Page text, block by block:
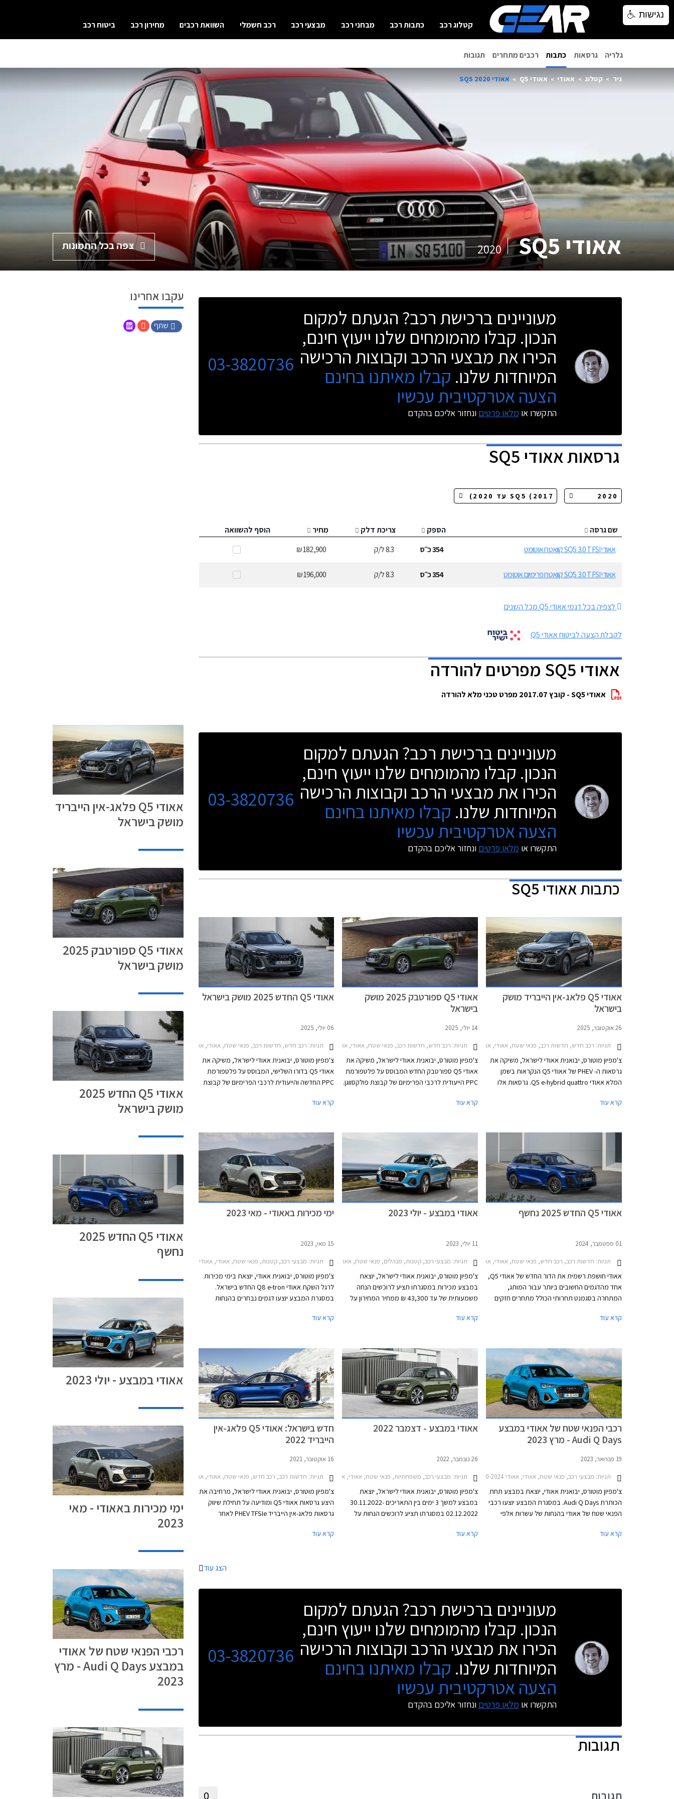
קטלוג רכב כתבות רכב מבחני רכב מבצעי רכב רכב חשמלי השוואת רכבים מחירון רכב ביטוח רכב
גלריה גרסאות כתבות רכבים מתחרים תגובות
גיר קטלוג אאודי אאודי Q5 אאודי SQ5 2020
אאודי SQ5 2020 צפה בכל התמונות
מעוניינים ברכישת רכב? הגעתם למקום
הנכון. קבלו מהמומחים שלנו ייעוץ חינם,
הכירו את מבצעי הרכב וקבוצות הרכישה
המיוחדות שלנו. קבלו מאיתנו בחינם
הצעה אטרקטיבית עכשיו
התקשרו או מלאו פרטים ונחזור אליכם בהקדם
03-3820736
גרסאותאאודי SQ5
שם גרסה הספק צריכת דלק מחיר
הוסף להשוואה
אאודי SQ5 3.0 TFSI קוואטרו אוטומט
354כ״ס 8.3ל/ק 182,900 ₪
אאודי SQ5 3.0 TFSI קוואטרו פרימיום אוטומט 354כ״ס 8.3ל/ק 196,000 ₪
לצפיה בכל דגמי אאודי Q5 מכל השנים
לקבלת הצעה לביטוח אאודי Q5
אאודי SQ5 מפרטים להורדה
אאודי SQ5 - קובץ 2017.07 מפרט טכני מלא להורדה
עקבו אחרינו
שתף
מעוניינים ברכישת רכב? הגעתם למקום
הנכון. קבלו מהמומחים שלנו ייעוץ חינם,
הכירו את מבצעי הרכב וקבוצות הרכישה
המיוחדות שלנו. קבלו מאיתנו בחינם
הצעה אטרקטיבית עכשיו
התקשרו או מלאו פרטים ונחזור אליכם בהקדם
03-3820736
כתבותאאודי SQ5
אאודי Q5 פלאג-אין הייבריד מושק
בישראל
26 אוקטובר, 2025
תגיות: רכב חדש, חדשות רכב, פנאי שטח, אאודי, אאודי Q5 ספורטבק 2025-2026, אאודי Q5 2025-2026מחירון רכב
צ'מפיון מוטורס, יבואנית אאודי לישראל, משיקה את
גרסאות ה- PHEV של אאודי Q5 הנקראות בשמן
המלא אאודי Q5 e-hybrid quattro. גרסאות אלו
הספק, ומצטרפות לגרסאות הטורבו בנזין אשר
קרא עוד
אאודי Q5 ספורטבק 2025 מושק
בישראל
14 יולי, 2025
תגיות: רכב חדש, חדשות רכב, פנאי שטח, אאודי, אאודי Q5 ספורטבק 2021-2024, אאודי Q5 ספורטבק 2025-2026מחירון רכב
צ'מפיון מוטורס, יבואנית אאודי לישראל, משיקה את
אאודי Q5 ספורטבק החדש המבוסס על פלטפורמת
PPC הייעודית לרכבי הפרימיום של קבוצת פולקסווגן.
אשר הושק בישראל לאחרונה, ויתחרה בדגמים כגון
גרסת פלאג-אין הייבריד עם טווח נסיעה חשמלי של
כ- 100 ק"מ.
קרא עוד
אאודי Q5 החדש 2025 מושק בישראל
06 יולי, 2025
תגיות: רכב חדש, חדשות רכב, פנאי שטח, אאודי, אאודי Q5 2020-2024, אאודי Q5 2025-2026מחירון רכב
צ'מפיון מוטורס, יבואנית אאודי לישראל, משיקה את
אאודי Q5 בדורו השלישי, המבוסס על פלטפורמת
PPC החדשה והייעודית לרכבי הפרימיום של קבוצת
יצטרפו להיצע גרסאות נוספות ביניהן פלאג-אין
הייבריד.
קרא עוד
אאודי Q5 החדש 2025 נחשף
01 ספטמבר, 2024
תגיות: חדשות רכב, רכב חדש, פנאי שטח, אאודי, אאודי Q5 2020-2024, אאודי Q5 2025-2026אאודי Q5 ספורטבק 2025-2026
אאודי חושפת רשמית את הדור החדש של אאודי Q5,
אחד מהדגמים החשובים ביותר עבור המותג,
המתחרה בסגמנט תחרותי הכולל מתחרים חזקים
ההנעה, האבזור ואיכות הנסיעה.
קרא עוד
אאודי במבצע - יולי 2023
11 יולי, 2023
תגיות: מבצעי רכב, קטנות, מנהלים, פנאי שטח, אאודי, אאודי Q5 2020-2024, אאודי Q5 ספורטבק 2021-2024, אאודי A1 ספורטבק 2019-2026, אאודי A4 2019-2024, אאודי Q3 2019-2025אאודי Q3 ספורטבק 2020-2025
צ'מפיון מוטורס, יבואנית אאודי לישראל, יוצאת
במבצע מכירות במסגרתו תציע לרוכשים הנחה
משמעותית של עד 43,300 ₪ ממחיר המחירון על
בכל אולמות התצוגה של אאודי ברחבי הארץ.
קרא עוד
ימי מכירות באאודי - מאי 2023
15 מאי, 2023
תגיות: מבצעי רכב, קטנות, פנאי שטח, אאודי, אאודי Q5 ספורטבק 2021-2024, אאודי A1 ספורטבק 2019-2026, אאודי Q2 2021-2026אאודי Q3 ספורטבק 2020-2025
צ'מפיון מוטורס, יבואנית אאודי, יוצאת בימי מכירות
לרגל השקת אאודי Q8 e-tron החדש בישראל.
במסגרת המבצע יוצעו דגמים נבחרים בהנחות
המבצע יתקיים בכל אולמות התצוגה של אאודי בין
קרא עוד
רכבי הפנאי שטח של אאודי במבצע
Audi Q Days - מרץ 2023
19 פברואר, 2023
תגיות: מבצעי רכב, פנאי שטח, אאודי, אאודי Q5 2020-2024, אאודי Q5 ספורטבק 2021-2024, אאודי Q3 2019-2025, אאודי Q3 ספורטבק 2020-2025אאודי Q2 2021-2026
צ'מפיון מוטורס, יבואנית אאודי, יוצאת במבצע תחת
הכותרת Audi Q Days. במסגרת המבצע יוצעו רכבי
הפנאי שטח של אאודי בהנחות של עשרות אלפי
יוכלו הרוכשים לבחור בין מספר מסלולי ליסינג פרטי.
קרא עוד
אאודי במבצע - דצמבר 2022
26 נובמבר, 2022
תגיות: מבצעי רכב, משפחתיות, פנאי שטח, אאודי, אאודי Q5 2020-2024, אאודי A3 ספורטבק 2020-2024, אאודי Q3 2019-2025אאודי Q3 ספורטבק 2020-2025
צ'מפיון מוטורס, יבואנית אאודי לישראל, יוצאת
במבצע למשך 3 ימים בין התאריכים 30.11.2022-
02.12.2022 במסגרתו תציע לרוכשים הנחות על
של אאודי בישראל.
קרא עוד
חדש בישראל: אאודי Q5 פלאג-אין
הייבריד 2022
16 אוקטובר, 2021
תגיות: חדשות רכב, רכב חדש, פנאי שטח, אאודי, אאודי Q5 2020-2024, אאודי Q5 ספורטבק 2021-2024מחירון רכב
צ'מפיון מוטורס, יבואנית אאודי לישראל, מרחיבה את
היצע גרסאות אאודי Q5 ומודיעה על תחילת שיווק
גרסאות פלאג-אין הייבריד PHEV TFSIe לאחר
ספורטבק. גרסאות אלו זמינות בשתי רמות הספק
קרא עוד
הצג עוד
מעוניינים ברכישת רכב? הגעתם למקום
הנכון. קבלו מהמומחים שלנו ייעוץ חינם,
הכירו את מבצעי הרכב וקבוצות הרכישה
המיוחדות שלנו. קבלו מאיתנו בחינם
הצעה אטרקטיבית עכשיו
התקשרו או מלאו פרטים ונחזור אליכם בהקדם
03-3820736
תגובות
תגובות 0
אאודי Q5 פלאג-אין הייבריד
מושק בישראל
אאודי Q5 ספורטבק 2025
מושק בישראל
אאודי Q5 החדש 2025
מושק בישראל
אאודי Q5 החדש 2025
נחשף
אאודי במבצע - יולי 2023
ימי מכירות באאודי - מאי
2023
רכבי הפנאי שטח של אאודי
במבצע Audi Q Days - מרץ
2023
נגישות
נגישות